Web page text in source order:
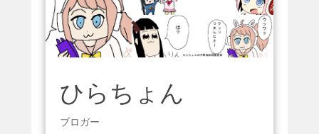
ひらちょん
ブロガー